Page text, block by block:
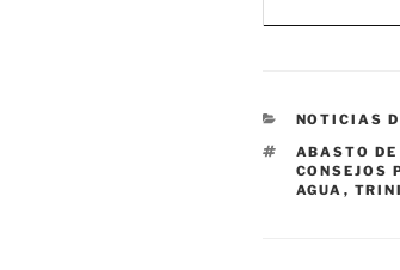
NOTICIAS
ETIQUETAS
ABASTO DE
CONSEJOS
AGUA ,